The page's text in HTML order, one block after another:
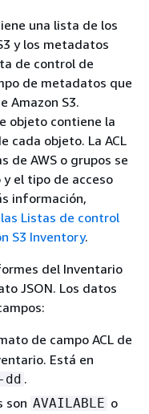
una lista de los
y los metadatos
de control de
de metadatos que
Amazon S3.
objeto contiene la
cada objeto. La ACL
de AWS o grupos se
el tipo de acceso
información,
Listas de control
S3 Inventory.
del Inventario
JSON. Los datos
de campo ACL de
Está en
dd .
son AVAILABLE o